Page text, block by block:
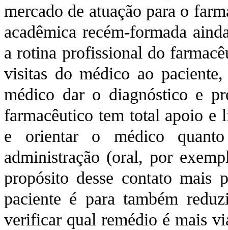
mercado de atuação para o
acadêmica recém-formada
a rotina profissional do
visitas do médico ao
médico dar o diagnóstico e
farmacêutico tem total apoio e
e orientar o médico
administração (oral, por
propósito desse contato mais
paciente é para também
verificar qual remédio é mais